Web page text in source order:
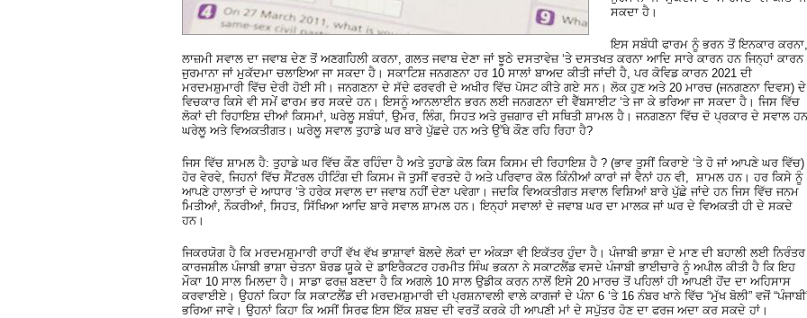
ਸਕਦਾ ਹੈ।
ਇਸ ਸਬੰਧੀ ਫਾਰਮ ਨੂੰ ਭਰਨ ਤੋਂ ਇਨਕਾਰ ਕਰਨਾ,
ਲਾਜ਼ਮੀ ਸਵਾਲ ਦਾ ਜਵਾਬ ਦੇਣ ਤੋਂ ਅਣਗਹਿਲੀ ਕਰਨਾ, ਗਲਤ ਜਵਾਬ ਦੇਣਾ ਜਾਂ ਝੂਠੇ ਦਸਤਾਵੇਜ਼ ‘ਤੇ ਦਸਤਖਤ ਕਰਨਾ ਆਦਿ ਸਾਰੇ ਕਾਰਨ ਹਨ ਜਿਨ੍ਹਾਂ ਕਾਰਨ
ਜੁਰਮਾਨਾ ਜਾਂ ਮੁਕੱਦਮਾ ਚਲਾਇਆ ਜਾ ਸਕਦਾ ਹੈ। ਸਕਾਟਿਸ਼ ਜਨਗਣਨਾ ਹਰ 10 ਸਾਲਾਂ ਬਾਅਦ ਕੀਤੀ ਜਾਂਦੀ ਹੈ, ਪਰ ਕੋਵਿਡ ਕਾਰਨ 2021 ਦੀ
ਮਰਦਮਸ਼ੁਮਾਰੀ ਵਿੱਚ ਦੇਰੀ ਹੋਈ ਸੀ। ਜਨਗਣਨਾ ਦੇ ਸੱਦੇ ਫਰਵਰੀ ਦੇ ਅਖੀਰ ਵਿੱਚ ਪੋਸਟ ਕੀਤੇ ਗਏ ਸਨ। ਲੋਕ ਹੁਣ ਅਤੇ 20 ਮਾਰਚ (ਜਨਗਣਨਾ ਦਿਵਸ) ਦੇ
ਵਿਚਕਾਰ ਕਿਸੇ ਵੀ ਸਮੇਂ ਫਾਰਮ ਭਰ ਸਕਦੇ ਹਨ। ਇਸਨੂੰ ਆਨਲਾਈਨ ਭਰਨ ਲਈ ਜਨਗਣਨਾ ਦੀ ਵੈੱਬਸਾਈਟ ‘ਤੇ ਜਾ ਕੇ ਭਰਿਆ ਜਾ ਸਕਦਾ ਹੈ। ਜਿਸ ਵਿੱਚ
ਲੋਕਾਂ ਦੀ ਰਿਹਾਇਸ਼ ਦੀਆਂ ਕਿਸਮਾਂ, ਘਰੇਲੂ ਸਬੰਧਾਂ, ਉਮਰ, ਲਿੰਗ, ਸਿਹਤ ਅਤੇ ਰੁਜ਼ਗਾਰ ਦੀ ਸਥਿਤੀ ਸ਼ਾਮਲ ਹੈ। ਜਨਗਣਨਾ ਵਿੱਚ ਦੋ ਪ੍ਰਕਾਰ ਦੇ ਸਵਾਲ
ਘਰੇਲੂ ਅਤੇ ਵਿਅਕਤੀਗਤ। ਘਰੇਲੂ ਸਵਾਲ ਤੁਹਾਡੇ ਘਰ ਬਾਰੇ ਪੁੱਛਦੇ ਹਨ ਅਤੇ ਉੱਥੇ ਕੌਣ ਰਹਿ ਰਿਹਾ ਹੈ?
ਜਿਸ ਵਿੱਚ ਸ਼ਾਮਲ ਹੈ: ਤੁਹਾਡੇ ਘਰ ਵਿੱਚ ਕੌਣ ਰਹਿੰਦਾ ਹੈ ਅਤੇ ਤੁਹਾਡੇ ਕੋਲ ਕਿਸ ਕਿਸਮ ਦੀ ਰਿਹਾਇਸ਼ ਹੈ ? (ਭਾਵ ਤੁਸੀਂ ਕਿਰਾਏ ‘ਤੇ ਹੋ ਜਾਂ ਆਪਣੇ ਘਰ ਵਿੱਚ)
ਹੋਰ ਵੇਰਵੇ, ਜਿਹਨਾਂ ਵਿੱਚ ਸੈਂਟਰਲ ਹੀਟਿੰਗ ਦੀ ਕਿਸਮ ਜੋ ਤੁਸੀਂ ਵਰਤਦੇ ਹੋ ਅਤੇ ਪਰਿਵਾਰ ਕੋਲ ਕਿੰਨੀਆਂ ਕਾਰਾਂ ਜਾਂ ਵੈਨਾਂ ਹਨ ਵੀ, ਸ਼ਾਮਲ ਹਨ। ਹਰ ਕਿਸੇ ਨੂੰ
ਆਪਣੇ ਹਾਲਾਤਾਂ ਦੇ ਆਧਾਰ ‘ਤੇ ਹਰੇਕ ਸਵਾਲ ਦਾ ਜਵਾਬ ਨਹੀਂ ਦੇਣਾ ਪਵੇਗਾ। ਜਦਕਿ ਵਿਅਕਤੀਗਤ ਸਵਾਲ ਵਿਸ਼ਿਆਂ ਬਾਰੇ ਪੁੱਛੇ ਜਾਂਦੇ ਹਨ ਜਿਸ ਵਿੱਚ ਜਨਮ
ਮਿਤੀਆਂ, ਨੌਕਰੀਆਂ, ਸਿਹਤ, ਸਿੱਖਿਆ ਆਦਿ ਬਾਰੇ ਸਵਾਲ ਸ਼ਾਮਲ ਹਨ। ਇਨ੍ਹਾਂ ਸਵਾਲਾਂ ਦੇ ਜਵਾਬ ਘਰ ਦਾ ਮਾਲਕ ਜਾਂ ਘਰ ਦੇ ਵਿਅਕਤੀ ਹੀ ਦੇ ਸਕਦੇ
ਹਨ।
ਜਿਕਰਯੋਗ ਹੈ ਕਿ ਮਰਦਮਸ਼ੁਮਾਰੀ ਰਾਹੀਂ ਵੱਖ ਵੱਖ ਭਾਸ਼ਾਵਾਂ ਬੋਲਦੇ ਲੋਕਾਂ ਦਾ ਅੰਕੜਾ ਵੀ ਇਕੱਤਰ ਹੁੰਦਾ ਹੈ। ਪੰਜਾਬੀ ਭਾਸ਼ਾ ਦੇ ਮਾਣ ਦੀ ਬਹਾਲੀ ਲਈ ਨਿਰੰਤਰ
ਕਾਰਜਸ਼ੀਲ ਪੰਜਾਬੀ ਭਾਸ਼ਾ ਚੇਤਨਾ ਬੋਰਡ ਯੂਕੇ ਦੇ ਡਾਇਰੈਕਟਰ ਹਰਮੀਤ ਸਿੰਘ ਭਕਨਾ ਨੇ ਸਕਾਟਲੈਂਡ ਵਸਦੇ ਪੰਜਾਬੀ ਭਾਈਚਾਰੇ ਨੂੰ ਅਪੀਲ ਕੀਤੀ ਹੈ ਕਿ ਇਹ
ਮੌਕਾ 10 ਸਾਲ ਮਿਲਦਾ ਹੈ। ਸਾਡਾ ਫਰਜ਼ ਬਣਦਾ ਹੈ ਕਿ ਅਗਲੇ 10 ਸਾਲ ਉਡੀਕ ਕਰਨ ਨਾਲੋਂ ਇਸੇ 20 ਮਾਰਚ ਤੋਂ ਪਹਿਲਾਂ ਹੀ ਆਪਣੀ ਹੋਂਦ ਦਾ ਅਹਿਸਾਸ
ਕਰਵਾਈਏ। ਉਹਨਾਂ ਕਿਹਾ ਕਿ ਸਕਾਟਲੈਂਡ ਦੀ ਮਰਦਮਸ਼ੁਮਾਰੀ ਦੀ ਪ੍ਰਸ਼ਨਾਵਲੀ ਵਾਲੇ ਕਾਗਜਾਂ ਦੇ ਪੰਨਾ 6 ‘ਤੇ 16 ਨੰਬਰ ਖਾਨੇ ਵਿੱਚ “ਮੁੱਖ ਬੋਲੀ” ਵਜੋਂ
ਭਰਿਆ ਜਾਵੇ। ਉਹਨਾਂ ਕਿਹਾ ਕਿ ਅਸੀਂ ਸਿਰਫ ਇਸ ਇੱਕ ਸ਼ਬਦ ਦੀ ਵਰਤੋਂ ਕਰਕੇ ਹੀ ਆਪਣੀ ਮਾਂ ਦੇ ਸਪੁੱਤਰ ਹੋਣ ਦਾ ਫਰਜ ਅਦਾ ਕਰ ਸਕਦੇ ਹਾਂ।